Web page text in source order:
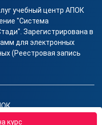
курс
учебный центр АПОК
"Система
Зарегистрирована в
для электронных
(Реестровая запись